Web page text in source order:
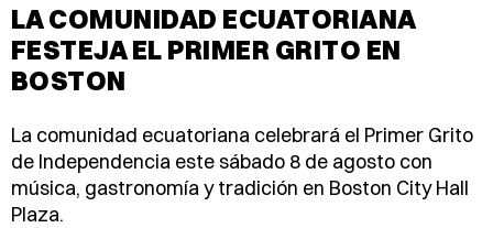
LA COMUNIDAD ECUATORIANA
FESTEJA EL PRIMER GRITO EN
BOSTON
La comunidad ecuatoriana celebrará el Primer Grito
de Independencia este sábado 8 de agosto con
música, gastronomía y tradición en Boston City Hall
Plaza.